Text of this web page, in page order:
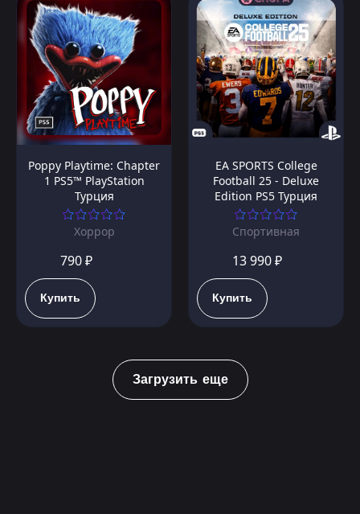
Poppy Playtime: Chapter
1 PS5™ PlayStation
Турция
Хоррор
790 ₽
Купить
EA SPORTS College
Football 25 - Deluxe
Edition PS5 Турция
Спортивная
13 990 ₽
Купить
Загрузить еще